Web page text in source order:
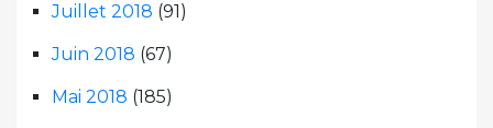
Juillet 2018 (91)
Juin 2018 (67)
Mai 2018 (185)